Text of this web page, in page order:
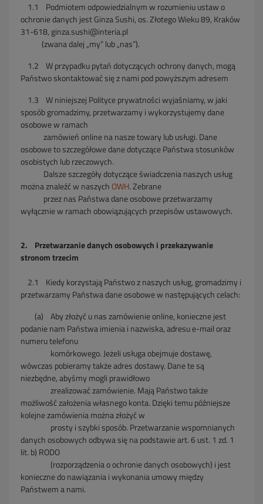
1.1 Podmiotem odpowiedzialnym w rozumieniu ustaw o
ochronie danych jest Ginza Sushi, os. Złotego Wieku 89, Kraków
31-618, ginza.sushi@interia.pl
(zwana dalej „my” lub „nas”).
1.2 W przypadku pytań dotyczących ochrony danych, mogą
Państwo skontaktować się z nami pod powyższym adresem
1.3 W niniejszej Polityce prywatności wyjaśniamy, w jaki
sposób gromadzimy, przetwarzamy i wykorzystujemy dane
osobowe w ramach
zamówień online na nasze towary lub usługi. Dane
osobowe to szczegółowe dane dotyczące Państwa stosunków
osobistych lub rzeczowych.
Dalsze szczegóły dotyczące świadczenia naszych usług
można znaleźć w naszych OWH. Zebrane
przez nas Państwa dane osoboweprzetwarzamy
wyłącznie w ramach obowiązujących przepisów ustawowych.
2. Przetwarzanie danych osobowych i przekazywanie
stronom trzecim
2.1 Kiedy korzystają Państwo z naszych usług, gromadzimy i
przetwarzamy Państwa dane osobowe w następujących celach:
(a) Aby złożyć u nas zamówienie online, konieczne jest
podanie nam Państwa imienia i nazwiska, adresu e-mail oraz
numeru telefonu
komórkowego. Jeżeli usługa obejmuje dostawę,
wówczas pobieramy także adres dostawy. Dane te są
niezbędne, abyśmy mogli prawidłowo
zrealizować zamówienie. Mają Państwo także
możliwość założenia własnego konta. Dzięki temu późniejsze
kolejne zamówienia można złożyć w
prosty i szybki sposób. Przetwarzanie wspomnianych
danych osobowych odbywa się na podstawie art. 6 ust. 1 zd. 1
lit. b) RODO
(rozporządzenia o ochronie danych osobowych) i jest
konieczne do nawiązania i wykonania umowy między
Państwem a nami.